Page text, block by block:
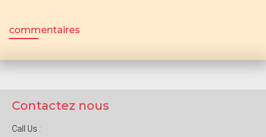
commentaires
Contactez nous
Call Us :